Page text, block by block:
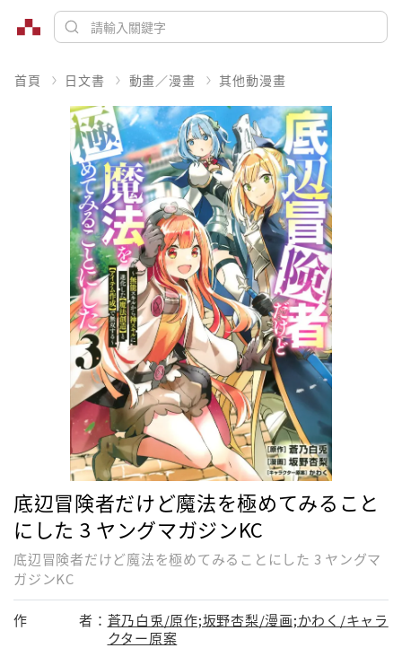
首頁 日文書 動畫／漫畫 其他動漫畫
底辺冒険者だけど魔法を極めてみること
にした 3 ヤングマガジンKC
底辺冒険者だけど魔法を極めてみることにした 3 ヤングマ
ガジンKC
作 者： 蒼乃白兎/原作;坂野杏梨/漫画;かわく/キャラ
クター原案